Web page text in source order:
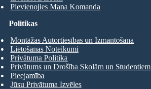
Pievienojies Mana Komanda
Politikas
Montāžas Autortiesības un Izmantošana
Lietošanas Noteikumi
Privātuma Politika
Privātums un Drošība Skolām un Studentiem
Pieejamība
Jūsu Privātuma Izvēles